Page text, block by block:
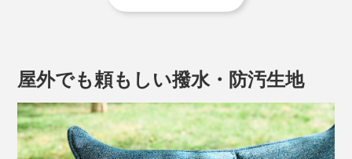
※こちらの写真のシート生地はサンプルのため、質感や色味が異なります。
屋外でも頼もしい撥水・防汚生地